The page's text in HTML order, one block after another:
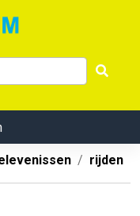
rijden